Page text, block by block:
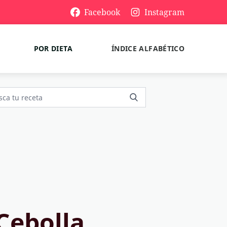
Facebook Instagram
POR DIETA ÍNDICE ALFABÉTICO